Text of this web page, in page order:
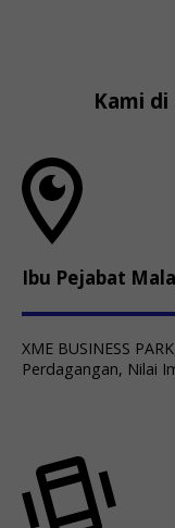
Kami
Ibu Pejabat
XME BUSINESS
Perdagangan, Nilai